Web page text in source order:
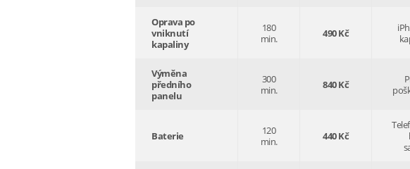
Oprava po
vniknutí
kapaliny
180
min.
490 Kč
Výměna
předního
panelu
300
min.
840 Kč
Baterie
120
min.
440 Kč